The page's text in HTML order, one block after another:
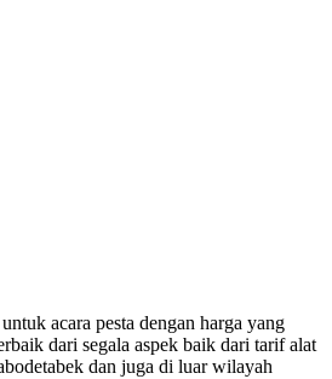
acara pesta dengan harga yang
dari segala aspek baik dari tarif alat
dan juga di luar wilayah